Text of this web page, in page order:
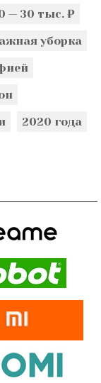
— 30 тыс. ₽
уборка
2020 года